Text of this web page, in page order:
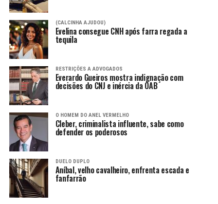
(CALCINHA AJUDOU)
Evelina consegue CNH após farra regada a
tequila
RESTRIÇÕES A ADVOGADOS
Everardo Gueiros mostra indignação com
decisões do CNJ e inércia da OAB
O HOMEM DO ANEL VERMELHO
Cleber, criminalista influente, sabe como
defender os poderosos
DUELO DUPLO
Aníbal, velho cavalheiro, enfrenta escada e
fanfarrão